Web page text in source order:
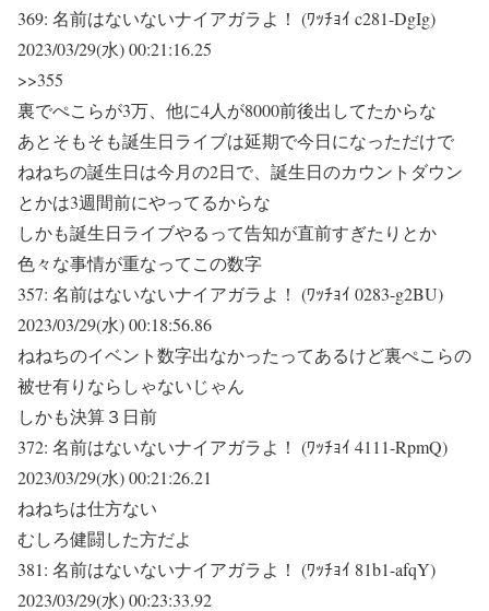
369: 名前はないないナイアガラよ！ (ﾜｯﾁｮｲ c281-DgIg)
2023/03/29(水) 00:21:16.25
>>355
裏でぺこらが3万、他に4人が8000前後出してたからな
あとそもそも誕生日ライブは延期で今日になっただけで
ねねちの誕生日は今月の2日で、誕生日のカウントダウン
とかは3週間前にやってるからな
しかも誕生日ライブやるって告知が直前すぎたりとか
色々な事情が重なってこの数字
357: 名前はないないナイアガラよ！ (ﾜｯﾁｮｲ 0283-g2BU)
2023/03/29(水) 00:18:56.86
ねねちのイベント数字出なかったってあるけど裏ぺこらの
被せ有りならしゃないじゃん
しかも決算３日前
372: 名前はないないナイアガラよ！ (ﾜｯﾁｮｲ 4111-RpmQ)
2023/03/29(水) 00:21:26.21
ねねちは仕方ない
むしろ健闘した方だよ
381: 名前はないないナイアガラよ！ (ﾜｯﾁｮｲ 81b1-afqY)
2023/03/29(水) 00:23:33.92